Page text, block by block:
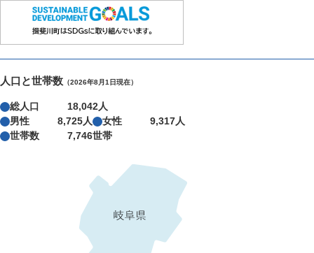
人口と世帯数 （2026年8月1日現在）
総人口
18,042人
男性
8,725人 女性
9,317人
世帯数
7,746世帯